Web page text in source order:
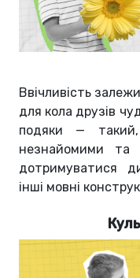
Ввічливість
для кола друзів
подяки —
незнайомими та
дотримуватися
інші мовні